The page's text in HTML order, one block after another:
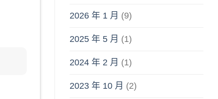
2026 年 1 月 (9)
2025 年 5 月 (1)
2024 年 2 月 (1)
2023 年 10 月 (2)